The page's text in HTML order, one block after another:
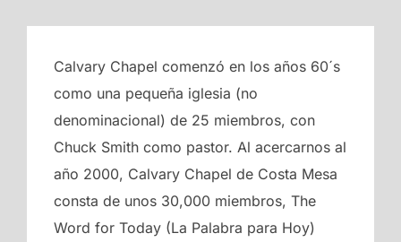
Calvary Chapel comenzó en los años 60´s
como una pequeña iglesia (no
denominacional) de 25 miembros, con
Chuck Smith como pastor. Al acercarnos al
año 2000, Calvary Chapel de Costa Mesa
consta de unos 30,000 miembros, The
Word for Today (La Palabra para Hoy)